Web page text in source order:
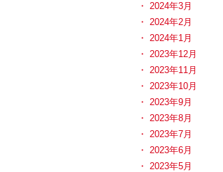
2024年3月
2024年2月
2024年1月
2023年12月
2023年11月
2023年10月
2023年9月
2023年8月
2023年7月
2023年6月
2023年5月